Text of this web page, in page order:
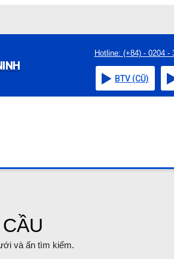
Hotline: (+84) - 0204 -
BTV (CŨ)
và ấn tìm kiếm.